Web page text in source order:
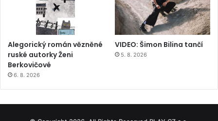
Alegorický román vězněné
ruské autorky Ženi
Berkovičové
6. 8. 2026
VIDEO: Šimon Bilina tančí
5. 8. 2026